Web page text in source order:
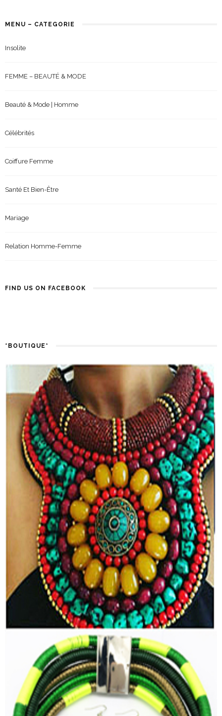
MENU – CATEGORIE
Insolite
FEMME – BEAUTÉ & MODE
Beauté & Mode | Homme
Célébrités
Coiffure Femme
Santé Et Bien-Être
Mariage
Relation Homme-Femme
FIND US ON FACEBOOK
*BOUTIQUE*